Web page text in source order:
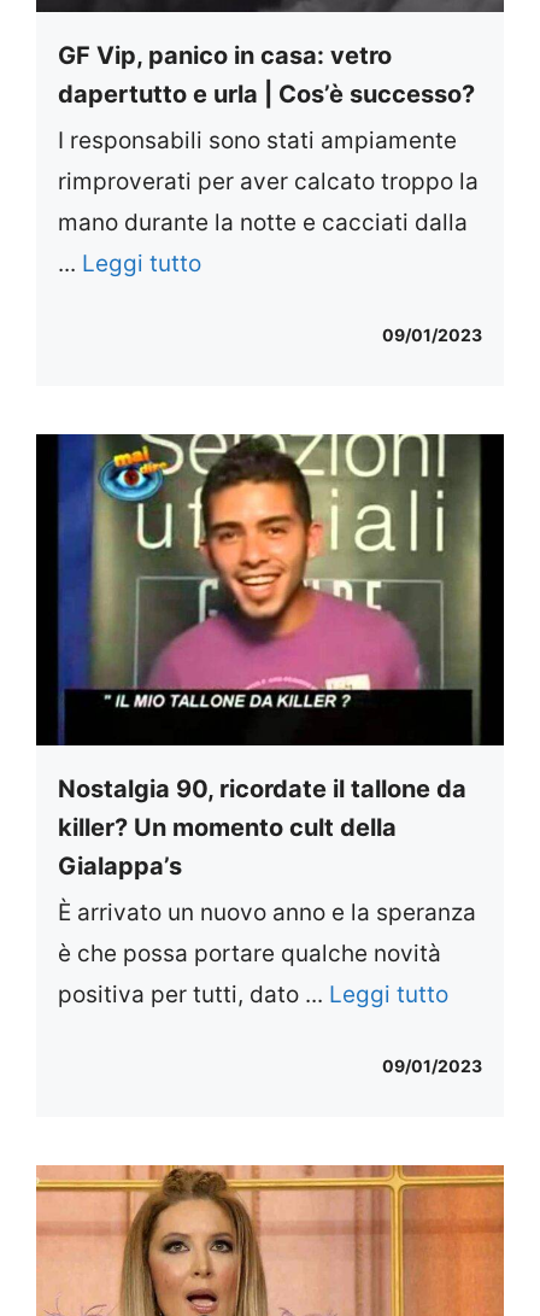
GF Vip, panico in casa: vetro
dapertutto e urla | Cos’è successo?
I responsabili sono stati ampiamente
rimproverati per aver calcato troppo la
mano durante la notte e cacciati dalla
... Leggi tutto
09/01/2023
Nostalgia 90, ricordate il tallone da
killer? Un momento cult della
Gialappa’s
È arrivato un nuovo anno e la speranza
è che possa portare qualche novità
positiva per tutti, dato ... Leggi tutto
09/01/2023